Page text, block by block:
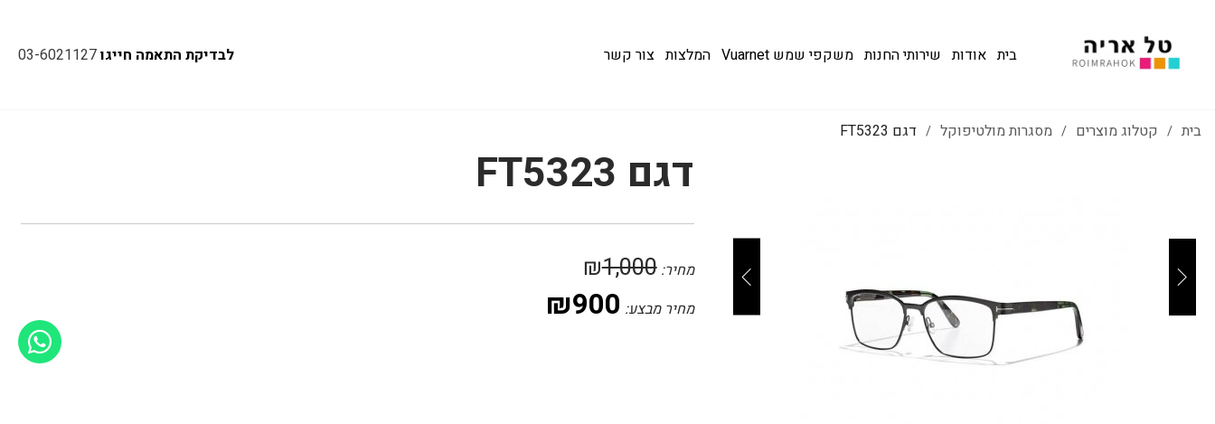
בית אודות שירותי החנות משקפי שמש Vuarnet המלצות צור קשר לבדיקת התאמה חייגו03-6021127
בית / קטלוג מוצרים / מסגרות מולטיפוקל / דגם FT5323
דגם FT5323
מחיר: ₪1,000
מחיר מבצע: ₪900